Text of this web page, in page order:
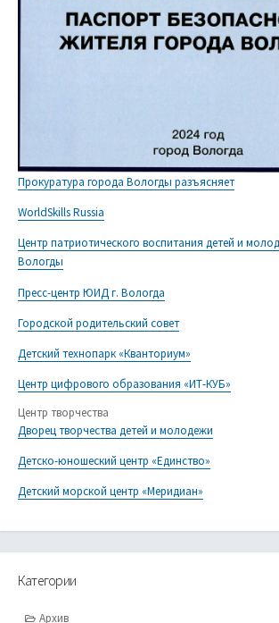
Прокуратура города Вологды разъясняет
WorldSkills Russia
Центр патриотического воспитания детей и
Вологды
Пресс-центр ЮИД г. Вологда
Городской родительский совет
Детский технопарк «Кванториум»
Центр цифрового образования «ИТ-КУБ»
Центр творчества
Дворец творчества детей и молодежи
Детско-юношеский центр «Единство»
Детский морской центр «Меридиан»
Категории
Архив